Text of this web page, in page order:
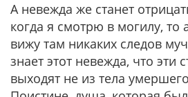
А невежда же станет
когда я смотрю в могилу, то
вижу там никаких следов
знает этот невежда, что эти
выходят не из тела